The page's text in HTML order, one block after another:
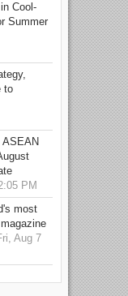
Cool-
Summer
to
ASEAN
PM
most
Aug 7